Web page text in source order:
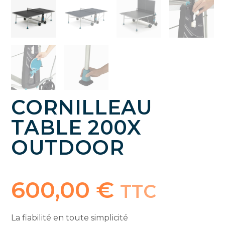
CORNILLEAU
TABLE 200X
OUTDOOR
600,00 € TTC
La fiabilité en toute simplicité